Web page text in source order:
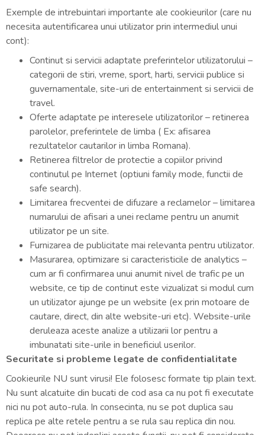
Exemple de intrebuintari importante ale cookieurilor (care nu
necesita autentificarea unui utilizator prin intermediul unui
cont):
Continut si servicii adaptate preferintelor utilizatorului –
categorii de stiri, vreme, sport, harti, servicii publice si
guvernamentale, site-uri de entertainment si servicii de
travel.
Oferte adaptate pe interesele utilizatorilor – retinerea
parolelor, preferintele de limba ( Ex: afisarea
rezultatelor cautarilor in limba Romana).
Retinerea filtrelor de protectie a copiilor privind
continutul pe Internet (optiuni family mode, functii de
safe search).
Limitarea frecventei de difuzare a reclamelor – limitarea
numarului de afisari a unei reclame pentru un anumit
utilizator pe un site.
Furnizarea de publicitate mai relevanta pentru utilizator.
Masurarea, optimizare si caracteristicile de analytics –
cum ar fi confirmarea unui anumit nivel de trafic pe un
website, ce tip de continut este vizualizat si modul cum
un utilizator ajunge pe un website (ex prin motoare de
cautare, direct, din alte website-uri etc). Website-urile
deruleaza aceste analize a utilizarii lor pentru a
imbunatati site-urile in beneficiul userilor.
Securitate si probleme legate de confidentialitate
Cookieurile NU sunt virusi! Ele folosesc formate tip plain text.
Nu sunt alcatuite din bucati de cod asa ca nu pot fi executate
nici nu pot auto-rula. In consecinta, nu se pot duplica sau
replica pe alte retele pentru a se rula sau replica din nou.